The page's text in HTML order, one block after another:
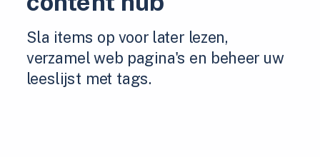
Sla items op voor later lezen,
verzamel web pagina's en beheer uw
leeslijst met tags.